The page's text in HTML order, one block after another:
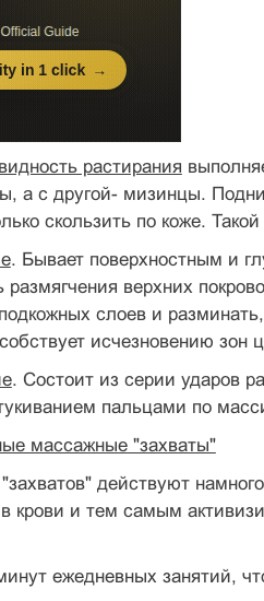
растирания
а с другой- мизинцы.
скользить по коже.
. Бывает поверхностным и
размягчения верхних
слоев и
исчезновению
. Состоит из серии ударов
пальцами по
массажные "захваты"
действуют
крови и тем самым
ежедневных занятий,